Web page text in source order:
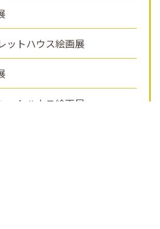
ットハウス絵画展
ットハウス絵画展